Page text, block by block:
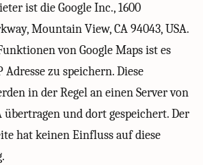
ist die Google Inc., 1600
Mountain View, CA 94043, USA.
von Google Maps ist es
zu speichern. Diese
in der Regel an einen Server von
übertragen und dort gespeichert. Der
hat keinen Einfluss auf diese